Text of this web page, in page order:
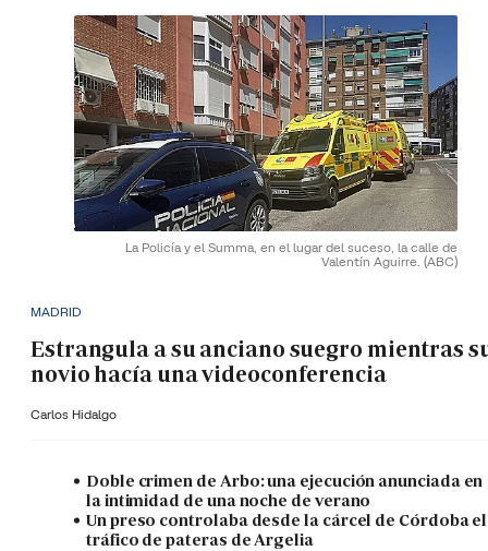
La Policía y el Summa, en el lugar del suceso, la calle de
Valentín Aguirre. (ABC)
MADRID
Estrangula a su anciano suegro mientras
novio hacía una videoconferencia
Carlos Hidalgo
Doble crimen de Arbo: una ejecución anunciada en
la intimidad de una noche de verano
Un preso controlaba desde la cárcel de Córdoba el
tráfico de pateras de Argelia